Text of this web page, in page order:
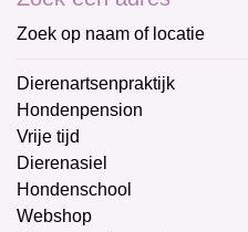
Zoek op naam of locatie
Dierenartsenpraktijk
Hondenpension
Vrije tijd
Dierenasiel
Hondenschool
Webshop